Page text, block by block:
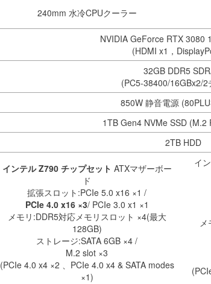
240mm 水冷CPUクーラー
NVIDIA GeForce RTX 3080
(HDMI x1，
32GB DDR5
(PC5-38400/16GBx2/2
850W 静音電源
1TB Gen4 NVMe SSD (M.2
2TB HDD
インテル Z790 チップセット ATXマザーボー
ド
拡張スロット:PCIe 5.0 x16 ×1 /
PCIe 4.0 x16 ×3/ PCIe 3.0 x1 ×1
メモリ:DDR5対応メモリスロット ×4(最大
128GB)
ストレージ:SATA 6GB ×4 /
M.2 slot ×3
(PCIe 4.0 x4 ×2 、PCIe 4.0 x4 & SATA modes
×1)
イ